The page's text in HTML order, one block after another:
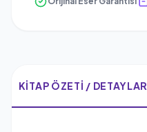
KITAP ÖZETI / DETAYLAR